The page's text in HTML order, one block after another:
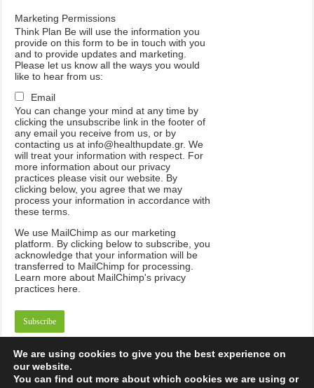
Marketing Permissions
Think Plan Be will use the information you
provide on this form to be in touch with you
and to provide updates and marketing.
Please let us know all the ways you would
like to hear from us:
Email
You can change your mind at any time by
clicking the unsubscribe link in the footer of
any email you receive from us, or by
contacting us at info@healthupdate.gr. We
will treat your information with respect. For
more information about our privacy
practices please visit our website. By
clicking below, you agree that we may
process your information in accordance with
these terms.
We use MailChimp as our marketing
platform. By clicking below to subscribe,you
acknowledge that your information will be
transferred to MailChimp for processing.
Learn more about MailChimp's privacy
practices here.
We are using cookies to give you the best experience on
our website.
You can find out more about which cookies we are using or